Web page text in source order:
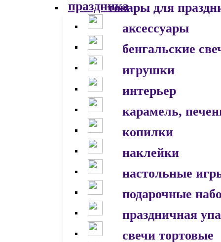
товары для
аксессуары
бенгальские
игрушки
интерьер
карамель,
копилки
наклейки
настольные
подарочные
праздничная
свечи тортовые